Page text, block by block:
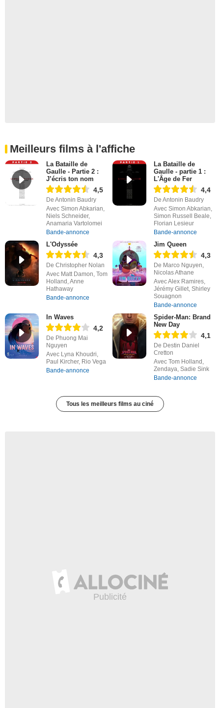
Meilleurs films à l'affiche
La Bataille de
Gaulle - Partie 2 :
J’écris ton nom
4,5
De Antonin Baudry
Avec Simon Abkarian,
Niels Schneider,
Anamaria Vartolomei
Bande-annonce
La Bataille de
Gaulle - partie 1 :
L'Âge de Fer
4,4
De Antonin Baudry
Avec Simon Abkarian,
Simon Russell Beale,
Florian Lesieur
Bande-annonce
L'Odyssée
4,3
De Christopher Nolan
Avec Matt Damon, Tom
Holland, Anne
Hathaway
Bande-annonce
Jim Queen
4,3
De Marco Nguyen,
Nicolas Athane
Avec Alex Ramires,
Jérémy Gillet, Shirley
Souagnon
Bande-annonce
In Waves
4,2
De Phuong Mai
Nguyen
Avec Lyna Khoudri,
Paul Kircher, Rio Vega
Bande-annonce
Spider-Man: Brand
New Day
4,1
De Destin Daniel
Cretton
Avec Tom Holland,
Zendaya, Sadie Sink
Bande-annonce
Tous les meilleurs films au ciné